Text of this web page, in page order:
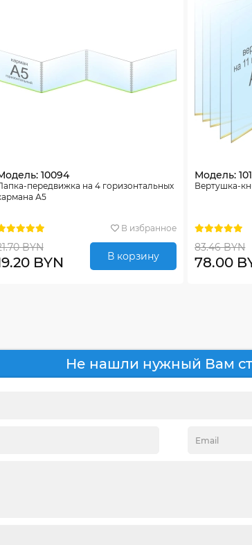
10094
передвижка на 4 горизонтальных
А5
В избранное
BYN
BYN В корзину
Модель:
Вертушка-
83.46 BYN
78.00
Не нашли нужный Вам